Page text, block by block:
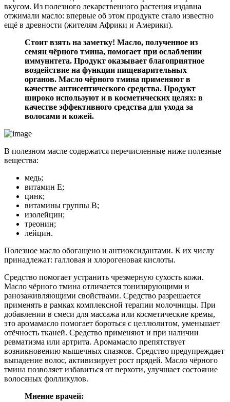
вкусом. Из полезного лекарственного растения издавна
отжимали масло: впервые об этом продукте стало известно
ещё в древности (жителям Африки и Америки).
Стоит взять на заметку! Масло, полученное из
семян чёрного тмина, помогает при ослаблении
иммунитета. Продукт оказывает благоприятное
воздействие на функции пищеварительных
органов. Масло чёрного тмина применяют в
качестве антисептического средства. Продукт
широко используют и в косметических целях: в
качестве эффективного средства для ухода за
волосами и кожей.
В полезном масле содержатся перечисленные ниже полезные
вещества:
медь;
витамин Е;
цинк;
витамины группы В;
изолейцин;
треонин;
лейцин.
Полезное масло обогащено и антиоксидантами. К их числу
принадлежат: галловая и хлорогеновая кислоты.
Средство помогает устранить чрезмерную сухость кожи.
Масло чёрного тмина отличается тонизирующими и
ранозаживляющими свойствами. Средство разрешается
применять в рамках комплексной терапии молочницы. При
добавлении в смеси для массажа или косметические кремы,
это аромамасло помогает бороться с целлюлитом, уменьшает
отёчность тканей. Средство применяют и при наличии
ревматизма или артрита. Аромамасло препятствует
возникновению мышечных спазмов. Средство предупреждает
выпадение волос, активизирует рост прядей. Масло чёрного
тмина позволяет избавиться от перхоти, улучшает состояние
волосяных фолликулов.
Мнение врачей: